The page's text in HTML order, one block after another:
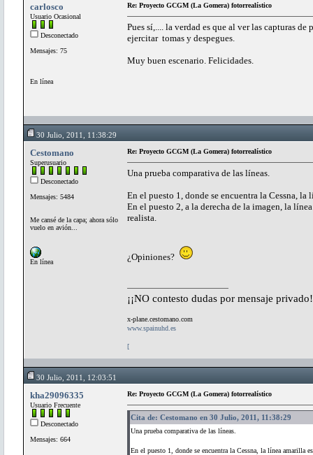
carlosco
Usuario Ocasional
Desconectado
Mensajes: 75
En línea
Re: Proyecto GCGM (La Gomera) fotorrealístico
Pues sí,.... la verdad es que al ver las capturas
ejercitar tomas y despegues.
Muy buen escenario. Felicidades.
30 Julio, 2011, 11:38:29
Cestomano
Superusuario
Desconectado
Mensajes: 5484
Me cansé de la capa; ahora sólo
vuelo en avión...
En línea
Re: Proyecto GCGM (La Gomera) fotorrealístico
Una prueba comparativa de las líneas.
En el puesto 1, donde se encuentra la Cessna,
En el puesto 2, a la derecha de la imagen, la
realista.
¿Opiniones?
¡¡NO contesto dudas por mensaje
x-plane.cestomano.com
www.spainuhd.es
[
30 Julio, 2011, 12:03:51
kha29096335
Usuario Frecuente
Desconectado
Mensajes: 664
Re: Proyecto GCGM (La Gomera) fotorrealístico
Cita de: Cestomano en 30 Julio, 2011, 11:38:29
Una prueba comparativa de las líneas.
En el puesto 1, donde se encuentra la Cessna, la línea amarilla